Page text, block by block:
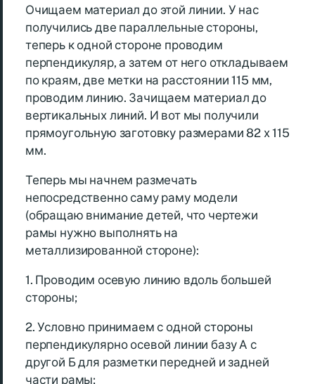
Очищаем материал до этой линии. У нас
получились две параллельные стороны,
теперь к одной стороне проводим
перпендикуляр, а затем от него откладываем
по краям, две метки на расстоянии 115 мм,
проводим линию. Зачищаем материал до
вертикальных линий. И вот мы получили
прямоугольную заготовку размерами 82 х 115
мм.
Теперь мы начнем размечать
непосредственно саму раму модели
(обращаю внимание детей, что чертежи
рамы нужно выполнять на
металлизированной стороне):
1. Проводим осевую линию вдоль большей
стороны;
2. Условно принимаем с одной стороны
перпендикулярно осевой линии базу А с
другой Б для разметки передней и задней
части рамы;